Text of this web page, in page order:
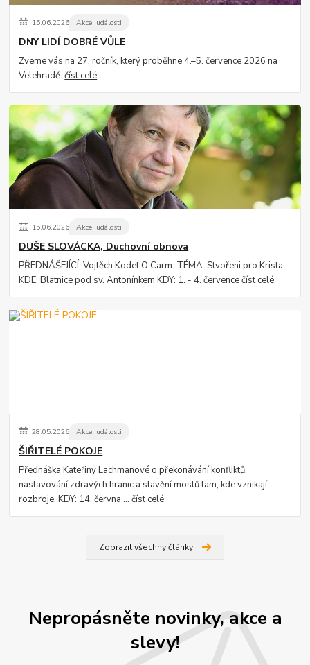
15.06.2026 Akce, události
DNY LIDÍ DOBRÉ VŮLE
Zveme vás na 27. ročník, který proběhne 4.–5. července 2026 na
Velehradě.číst celé
15.06.2026 Akce, události
DUŠE SLOVÁCKA, Duchovní obnova
PŘEDNÁŠEJÍCÍ: Vojtěch Kodet O.Carm. TÉMA: Stvořeni pro Krista
KDE: Blatnice pod sv. Antonínkem KDY: 1. - 4. červencečíst celé
28.05.2026 Akce, události
ŠIŘITELÉ POKOJE
Přednáška Kateřiny Lachmanové o překonávání konfliktů,
nastavování zdravých hranic a stavění mostů tam, kde vznikají
rozbroje. KDY: 14. června ...číst celé
Zobrazit všechny články
Nepropásněte novinky, akce a
slevy!